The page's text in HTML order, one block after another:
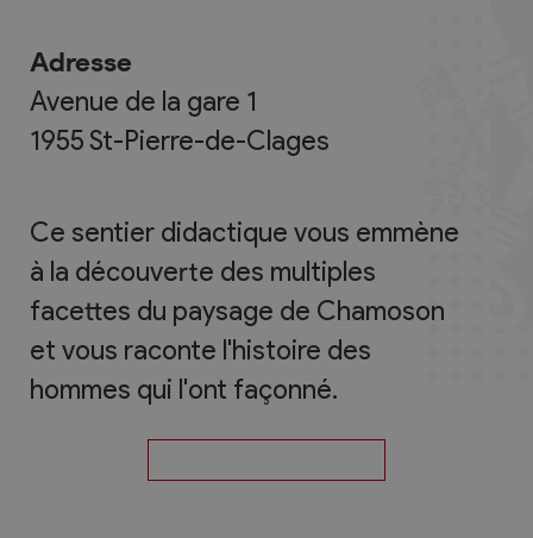
Adresse
Avenue de la gare 1
1955St-Pierre-de-Clages
Ce sentier didactique vous emmène
à la découverte des multiples
facettes du paysage de Chamoson
et vous raconte l'histoire des
hommes qui l'ont façonné.